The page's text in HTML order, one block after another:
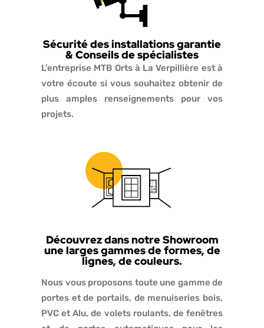
Sécurité des installations garantie
& Conseils de spécialistes
L’entreprise MTB Orts à La Verpillière est à
votre écoute si vous souhaitez obtenir de
plus amples renseignements pour vos
projets.
Découvrez dans notre Showroom
une larges gammes de formes, de
lignes, de couleurs.
Nous vous proposons toute une gamme de
portes et de portails, de menuiseries bois,
PVC et Alu, de volets roulants, de fenêtres